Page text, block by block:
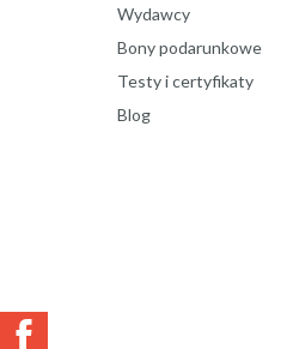
Wydawcy
Bony podarunkowe
Testy i certyfikaty
Blog